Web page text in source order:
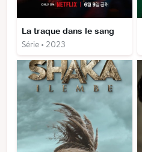
La traque dans le sang
Série • 2023